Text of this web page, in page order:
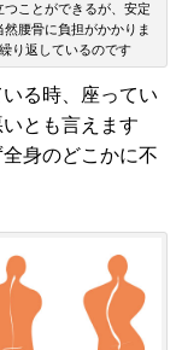
ことができるが、安定
腰骨に負担がかかりま
り返しているのです
る時、座ってい
とも言えます
身のどこかに不